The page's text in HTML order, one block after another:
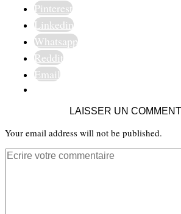
Pinterest
Linkedin
Whatsapp
Reddit
Email
LAISSER UN
Your email address will not be published.